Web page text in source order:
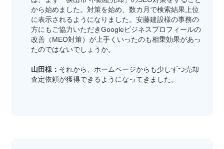
から始めました。対策を始め、数カ月で検索結果上位
に表示されるようになりました。安藤建設様の事務の
方にもご協力いただきGoogleビジネスプロフィールの
改善（MEO対策）が上手くいったのも相乗効果があっ
たのではないでしょうか。
山田様： それから、ホームページからも少しずつ売却
査定依頼が獲得できるようになってきました。